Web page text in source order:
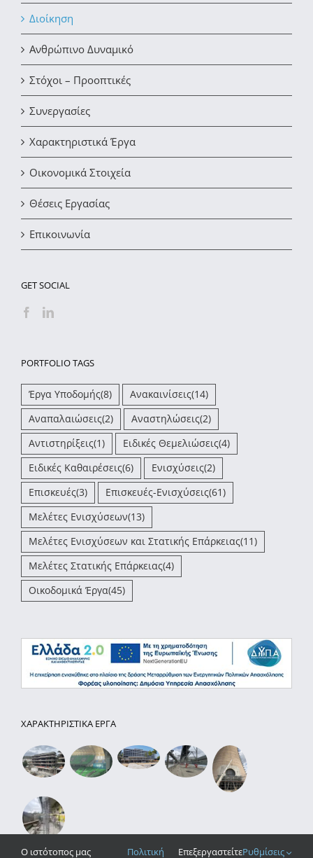
Διοίκηση
Ανθρώπινο Δυναμικό
Στόχοι – Προοπτικές
Συνεργασίες
Χαρακτηριστικά Έργα
Οικονομικά Στοιχεία
Θέσεις Εργασίας
Επικοινωνία
GET SOCIAL
PORTFOLIO TAGS
Έργα Υποδομής(8) Ανακαινίσεις(14)
Αναπαλαιώσεις(2) Αναστηλώσεις(2)
Αντιστηρίξεις(1) Ειδικές Θεμελιώσεις(4)
Ειδικές Καθαιρέσεις(6) Ενισχύσεις(2)
Επισκευές(3) Επισκευές-Ενισχύσεις(61)
Μελέτες Ενισχύσεων(13)
Μελέτες Ενισχύσεων και Στατικής Επάρκειας(11)
Μελέτες Στατικής Επάρκειας(4)
Οικοδομικά Έργα(45)
ΧΑΡΑΚΤΗΡΙΣΤΙΚΑ ΕΡΓΑ
O ιστότοπος μας Πολιτική ΕπεξεργαστείτεΡυθμίσεις